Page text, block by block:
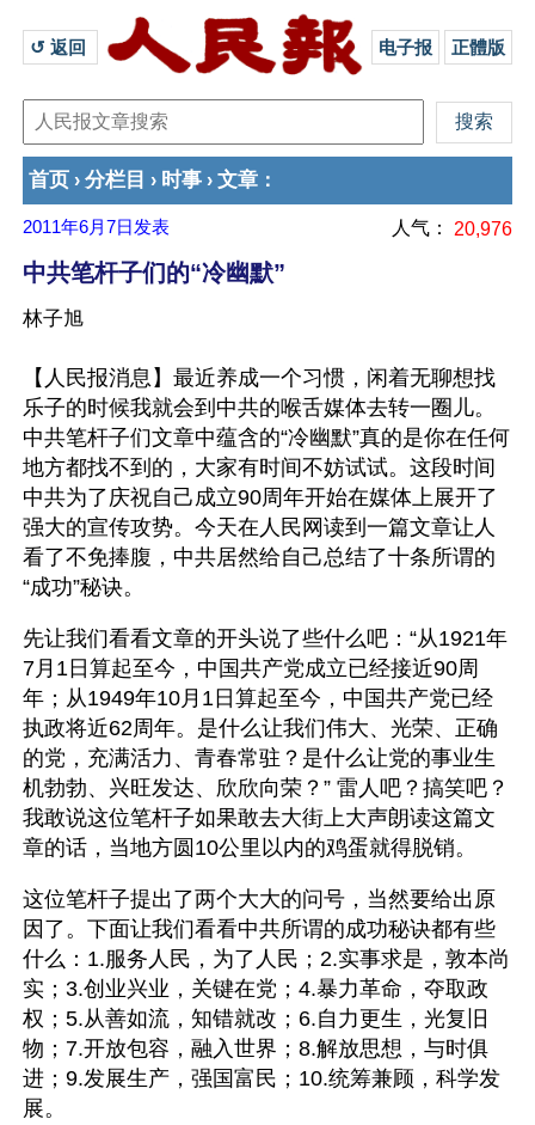
↺ 返回 电子报 正體版
首页 › 分栏目 › 时事 › 文章 ：
2011年6月7日 发表 人气： 20,976
中共笔杆子们的“冷幽默”
林子旭
【人民报消息】最近养成一个习惯，闲着无聊想找
乐子的时候我就会到中共的喉舌媒体去转一圈儿。
中共笔杆子们文章中蕴含的“冷幽默”真的是你在任何
地方都找不到的，大家有时间不妨试试。这段时间
中共为了庆祝自己成立90周年开始在媒体上展开了
强大的宣传攻势。今天在人民网读到一篇文章让人
看了不免捧腹，中共居然给自己总结了十条所谓的
“成功”秘诀。
先让我们看看文章的开头说了些什么吧：“从1921年
7月1日算起至今，中国共产党成立已经接近90周
年；从1949年10月1日算起至今，中国共产党已经
执政将近62周年。是什么让我们伟大、光荣、正确
的党，充满活力、青春常驻？是什么让党的事业生
机勃勃、兴旺发达、欣欣向荣？” 雷人吧？搞笑吧？
我敢说这位笔杆子如果敢去大街上大声朗读这篇文
章的话，当地方圆10公里以内的鸡蛋就得脱销。
这位笔杆子提出了两个大大的问号，当然要给出原
因了。下面让我们看看中共所谓的成功秘诀都有些
什么：1.服务人民，为了人民；2.实事求是，敦本尚
实；3.创业兴业，关键在党；4.暴力革命，夺取政
权；5.从善如流，知错就改；6.自力更生，光复旧
物；7.开放包容，融入世界；8.解放思想，与时俱
进；9.发展生产，强国富民；10.统筹兼顾，科学发
展。